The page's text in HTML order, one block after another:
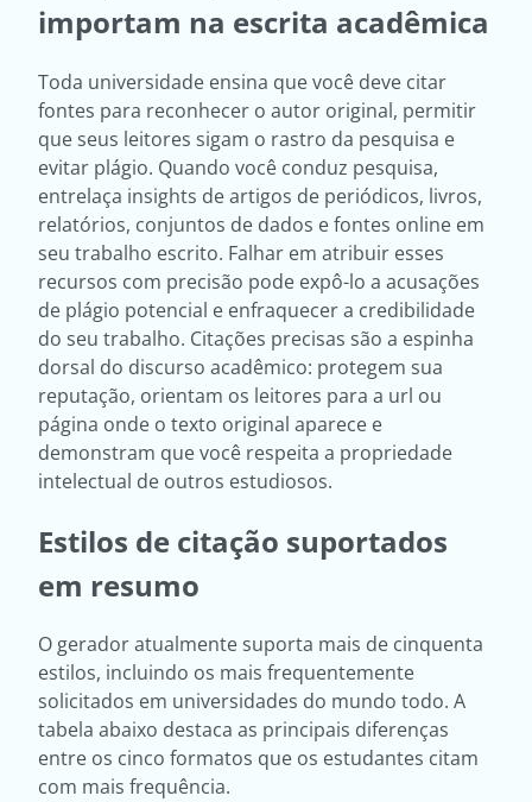
importam na escrita acadêmica
Toda universidade ensina que você deve citar
fontes para reconhecer o autor original, permitir
que seus leitores sigam o rastro da pesquisa e
evitar plágio. Quando você conduz pesquisa,
entrelaça insights de artigos de periódicos, livros,
relatórios, conjuntos de dados e fontes online em
seu trabalho escrito. Falhar em atribuir esses
recursos com precisão pode expô-lo a acusações
de plágio potencial e enfraquecer a credibilidade
do seu trabalho. Citações precisas são a espinha
dorsal do discurso acadêmico: protegem sua
reputação, orientam os leitores para a url ou
página onde o texto original aparece e
demonstram que você respeita a propriedade
intelectual de outros estudiosos.
Estilos de citação suportados
em resumo
O gerador atualmente suporta mais de cinquenta
estilos, incluindo os mais frequentemente
solicitados em universidades do mundo todo. A
tabela abaixo destaca as principais diferenças
entre os cinco formatos que os estudantes citam
com mais frequência.